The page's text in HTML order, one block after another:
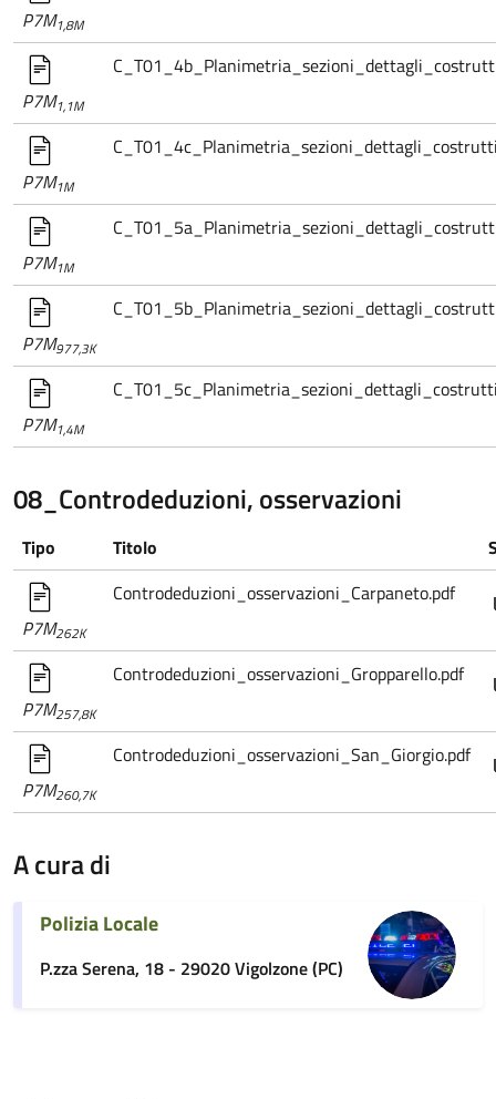
P7M1,8M
P7M1,1M
P7M1M
P7M1M
P7M977,3K
P7M1,4M
08_Controdeduzioni, osservazioni
Tipo Titolo
P7M262K
Controdeduzioni_osservazioni_Carpaneto.pdf
P7M257,8K
Controdeduzioni_osservazioni_Gropparello.pdf
P7M260,7K
Controdeduzioni_osservazioni_San_Giorgio.pdf
A cura di
Polizia Locale
P.zza Serena, 18 - 29020 Vigolzone (PC)